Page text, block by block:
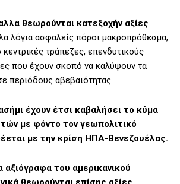
θεωρούνται κατεξοχήν αξίες
λόγια ασφαλείς πόροι μακροπρόθεσμα,
τράπεζες, επενδυτικούς
που έχουν σκοπό να καλύψουν τα
περιόδους αβεβαιότητας.
έχουν έτσι καβαλήσει το κύμα
με φόντο τον γεωπολιτικό
με την κρίση ΗΠΑ-Βενεζουέλας.
αξιόγραφα του αμερικανικού